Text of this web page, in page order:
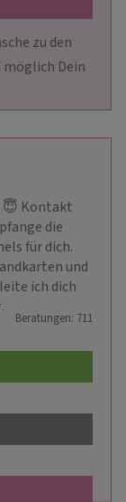
möglich Dein
😇 Kontakt
die
für dich.
und
ich dich
Beratungen: 711